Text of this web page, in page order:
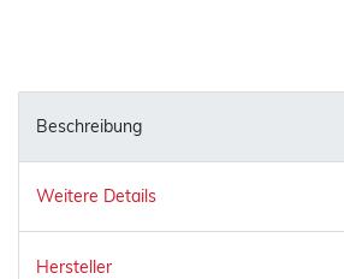
Beschreibung
Weitere Details
Hersteller